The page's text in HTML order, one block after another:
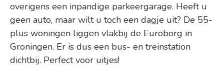
overigens een inpandige parkeergarage. Heeft u
geen auto, maar wilt u toch een dagje uit? De 55-
plus woningen liggen vlakbij de Euroborg in
Groningen. Er is dus een bus- en treinstation
dichtbij. Perfect voor uitjes!